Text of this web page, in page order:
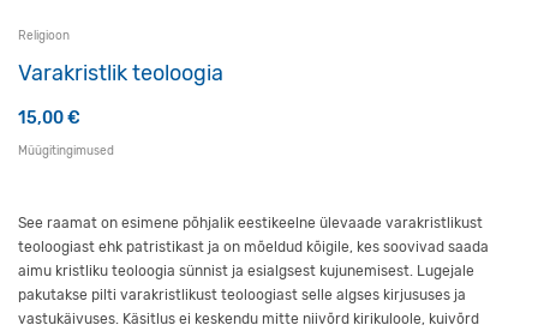
Religioon
Varakristlik teoloogia
15,00€
Müügitingimused
See raamat on esimene põhjalik eestikeelne ülevaade varakristlikust
teoloogiast ehk patristikast ja on mõeldud kõigile, kes soovivad saada
aimu kristliku teoloogia sünnist ja esialgsest kujunemisest. Lugejale
pakutakse pilti varakristlikust teoloogiast selle algses kirjususes ja
vastukäivuses. Käsitlus ei keskendu mitte niivõrd kirikuloole, kuivõrd